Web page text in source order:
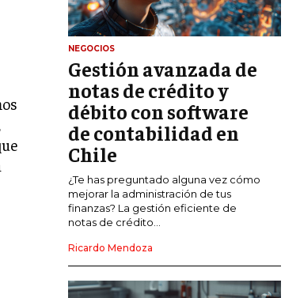
COMUNICACIÓN CORPORATIVA
GESTIÓN DE MARCA
INVESTIGACIÓN DE MERCADO
ANÁLISIS DE COMPETENCIA
GESTIÓN DE CLIENTES
EMPRENDIMIENTO
INNOVACIÓN EMPRESARIAL
GESTIÓN DEL CAMBIO
LIDERAZGO
NEGOCIOS
Gestión avanzada de
notas de crédito y
débito con software
de contabilidad en
Chile
¿Te has preguntado alguna vez cómo
mejorar la administración de tus
finanzas? La gestión eficiente de
notas de crédito...
Ricardo Mendoza